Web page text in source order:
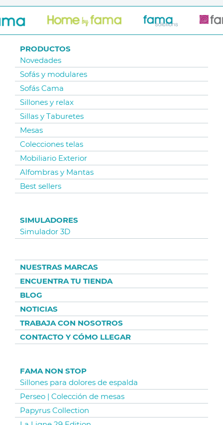
PRODUCTOS
Novedades
Sofás y modulares
Sofás Cama
Sillones y relax
Sillas y Taburetes
Mesas
Colecciones telas
Mobiliario Exterior
Alfombras y Mantas
Best sellers
SIMULADORES
Simulador 3D
NUESTRAS MARCAS
ENCUENTRA TU TIENDA
BLOG
NOTICIAS
TRABAJA CON NOSOTROS
CONTACTO Y CÓMO LLEGAR
FAMA NON STOP
Sillones para dolores de espalda
Perseo | Colección de mesas
Papyrus Collection